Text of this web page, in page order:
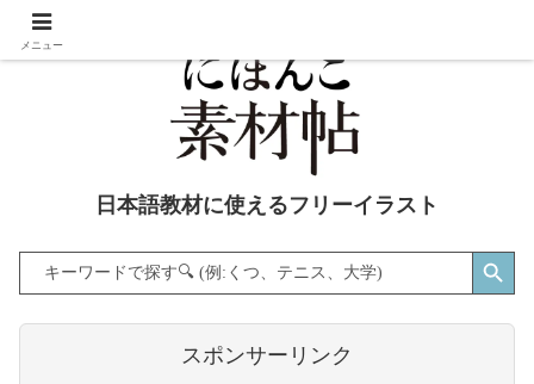
日本語教材に使えるフリーイラスト
Search
for:
Search Button
スポンサーリンク
メニュー